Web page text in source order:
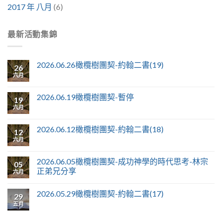
2017 年 八月 (6)
最新活動集錦
26
六月
2026.06.26橄欖樹團契-約翰二書(19)
19
六月
2026.06.19橄欖樹團契-暫停
12
六月
2026.06.12橄欖樹團契-約翰二書(18)
05
六月
2026.06.05橄欖樹團契-成功神學的時代思考-林宗
正弟兄分享
29
五月
2026.05.29橄欖樹團契-約翰二書(17)